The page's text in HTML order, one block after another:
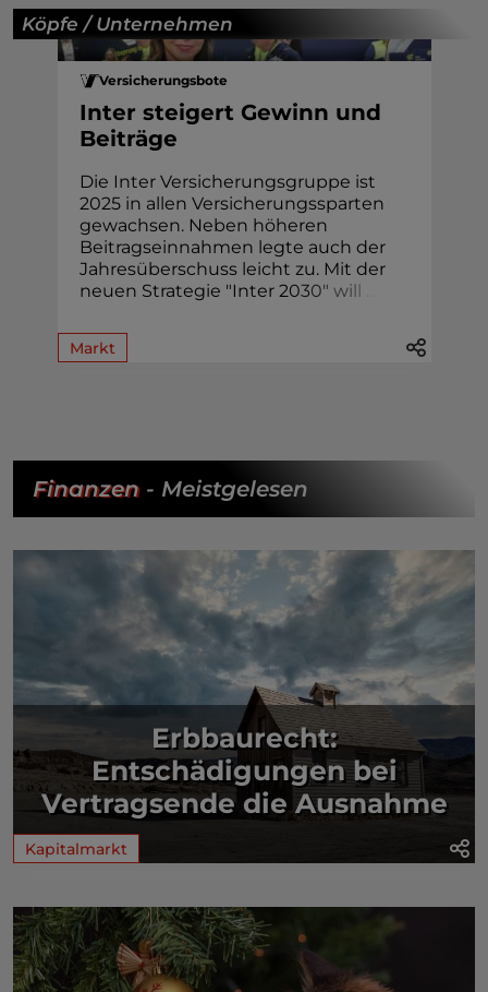
Köpfe / Unternehmen
Versicherungsbote
Inter steigert Gewinn und
Beiträge
Die Inter Versicherungsgruppe ist
2025 in allen Versicherungssparten
gewachsen. Neben höheren
Beitragseinnahmen legte auch der
Jahresüberschuss leicht zu. Mit der
neuen Strategie "Inter 2030" will
Markt
Finanzen- Meistgelesen
Erbbaurecht:
Entschädigungen bei
Vertragsende die Ausnahme
Kapitalmarkt